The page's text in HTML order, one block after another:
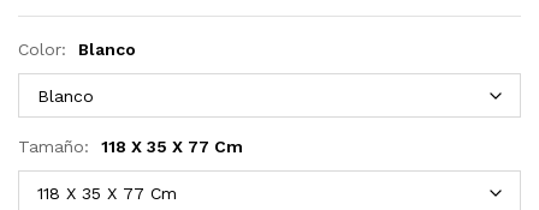
Color: Blanco
Tamaño: 118 X 35 X 77 Cm